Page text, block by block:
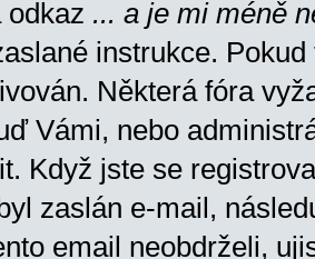
odkaz ... a je mi méně
instrukce.
Některá fóra
Vámi, nebo
Když jste se
zaslán e-mail,
email neobdrželi,